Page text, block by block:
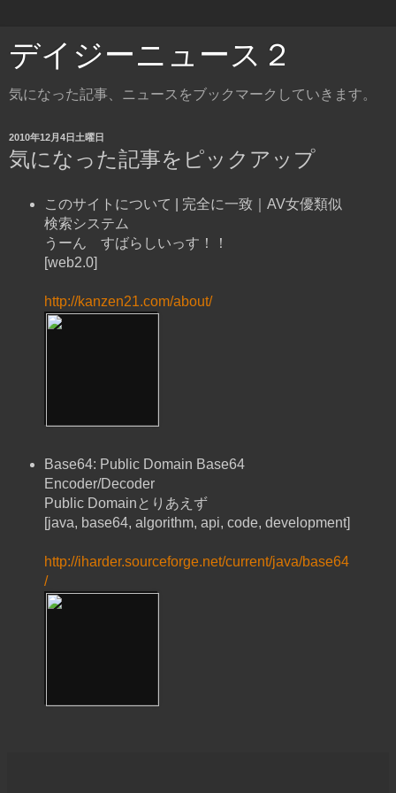
デイジーニュース２
気になった記事、ニュースをブックマークしていきます。
2010年12月4日土曜日
気になった記事をピックアップ
このサイトについて | 完全に一致｜AV女優類似
検索システム
うーん すばらしいっす！！
[web2.0]
http://kanzen21.com/about/
Base64: Public Domain Base64
Encoder/Decoder
Public Domainとりあえず
[java, base64, algorithm, api, code, development]
http://iharder.sourceforge.net/current/java/base64
/